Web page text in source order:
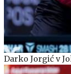
Darko Jorgić v